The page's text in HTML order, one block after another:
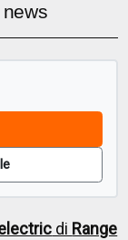
di Range